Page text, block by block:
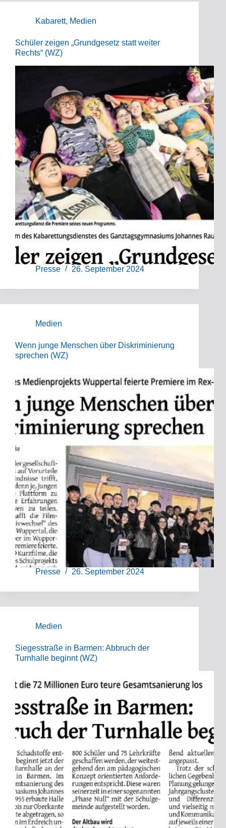
Kabarett, Medien
Schüler zeigen „Grundgesetz statt weiter
Rechts“ (WZ)
Presse 26. September 2024
Medien
Wenn junge Menschen über Diskriminierung
sprechen (WZ)
Presse 26. September 2024
Medien
Siegesstraße in Barmen: Abbruch der
Turnhalle beginnt (WZ)